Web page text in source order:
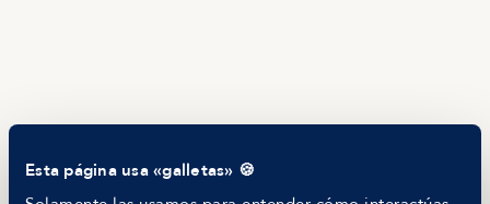
Esta página usa «galletas» 🍪
Comparador de Procesos de Selección
Hiring report